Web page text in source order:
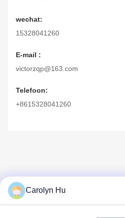
wechat:
15328041260
E-mail :
victorzqp@163.com
Telefoon:
+8615328041260
Carolyn Hu